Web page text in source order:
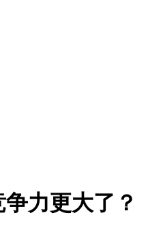
力更大了？